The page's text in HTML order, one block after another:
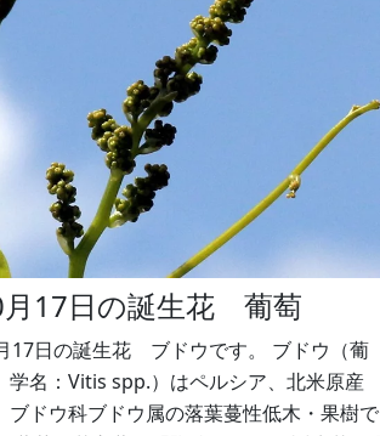
17日の誕生花 葡萄
日の誕生花 ブドウです。 ブドウ（葡
学名：Vitis spp.）はペルシア、北米原産
ブドウ科ブドウ属の落葉蔓性低木・果樹で